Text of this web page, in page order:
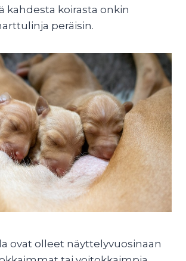
kahdesta koirasta onkin
peräisin.
ovat olleet näyttelyvuosinaan